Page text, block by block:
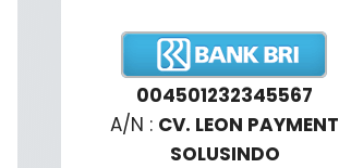
004501232345567
A/N : CV. LEON PAYMENT
SOLUSINDO